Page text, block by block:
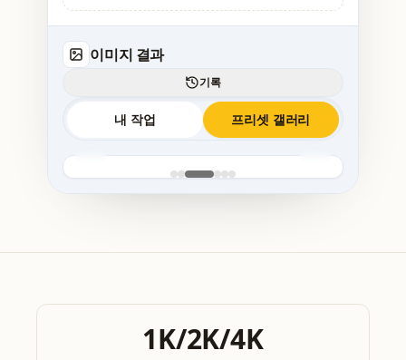
이미지 결과
기록
내 작업 프리셋 갤러리
1K/2K/4K